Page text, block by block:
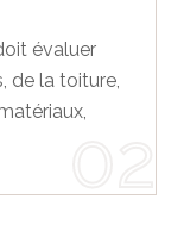
évaluer
de la toiture,